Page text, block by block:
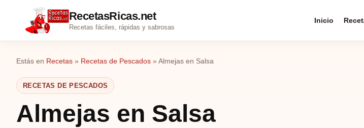
RecetasRicas.net
Recetas fáciles, rápidas y sabrosas
Inicio
Estás en Recetas » Recetas de Pescados » Almejas en Salsa
RECETAS DE PESCADOS
Almejas en Salsa